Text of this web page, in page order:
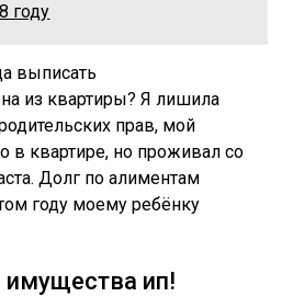
году
выписать
из квартиры? Я лишила
прав, мой
в квартире, но проживал со
Долг по алиментам
году моему ребёнку
ип!